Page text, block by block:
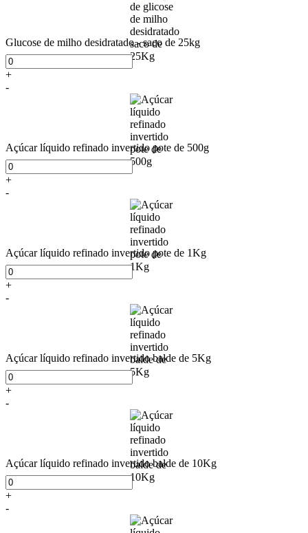
Glucose de milho desidratado - saco de 25kg
+
-
Açúcar líquido refinado invertido pote de 500g
+
-
Açúcar líquido refinado invertido pote de 1Kg
+
-
Açúcar líquido refinado invertido balde de 5Kg
+
-
Açúcar líquido refinado invertido balde de 10Kg
+
-